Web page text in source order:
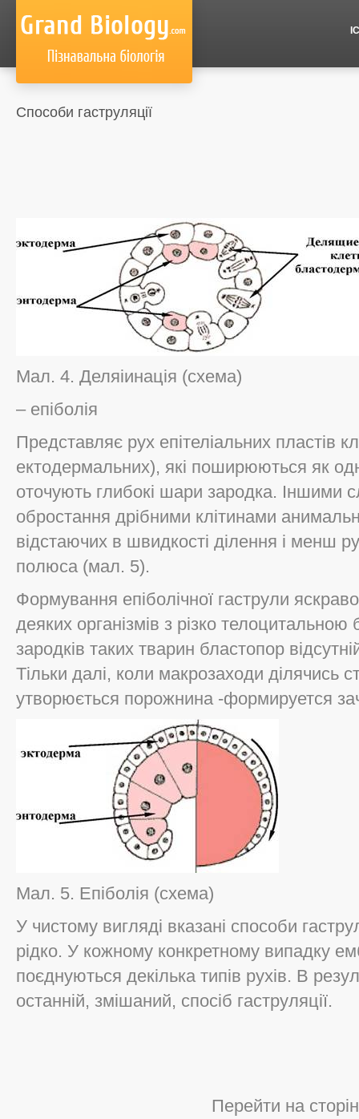
Способи гаструляції
Мал. 4. Деляіинація (схема)
– епіболія
Представляє рух епітеліальних пластів
ектодермальних), які поширюються як
оточують глибокі шари зародка. Іншими
обростання дрібними клітинами
відстаючих в швидкості ділення і менш
полюса (мал. 5).
Формування епіболічної гаструли
деяких організмів з різко
зародків таких тварин бластопор
Тільки далі, коли макрозаходи ділячись
утворюється порожнина -формируется
Мал. 5. Епіболія (схема)
У чистому вигляді вказані способи
рідко. У кожному конкретному випадку
поєднуються декілька типів рухів. В
останній, змішаний, спосіб гаструляції.
Перейти на